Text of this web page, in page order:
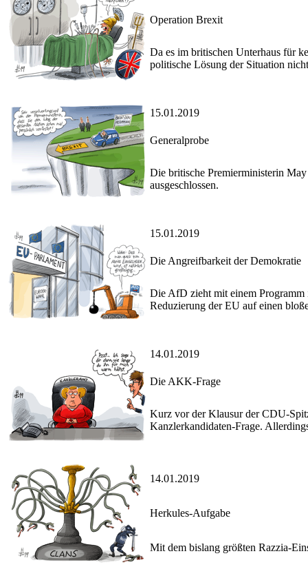
Operation Brexit
Da es im britischen Unterhaus für
politische Lösung der Situation
15.01.2019
Generalprobe
Die britische Premierministerin
ausgeschlossen.
15.01.2019
Die Angreifbarkeit der Demokratie
Die AfD zieht mit einem Programm
Reduzierung der EU auf einen
14.01.2019
Die AKK-Frage
Kurz vor der Klausur der CDU-
Kanzlerkandidaten-Frage.
14.01.2019
Herkules-Aufgabe
Mit dem bislang größten Razzia-